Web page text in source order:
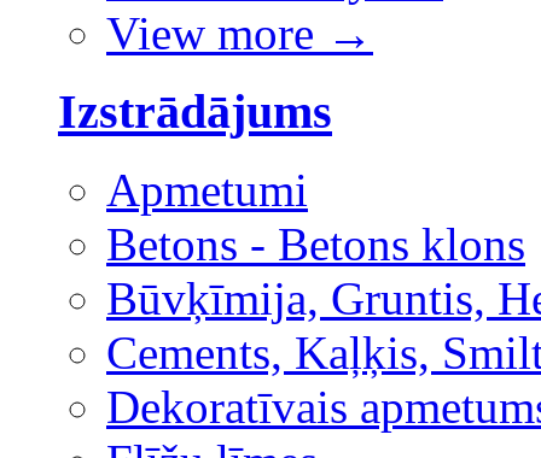
View more →
Izstrādājums
Apmetumi
Betons - Betons klons
Būvķīmija, Gruntis,
Cements, Kaļķis,
Dekoratīvais